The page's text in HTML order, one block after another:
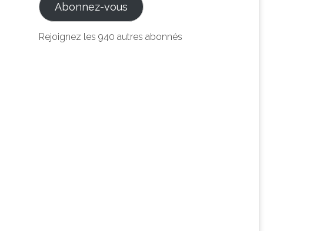
Abonnez-vous
Rejoignez les 940 autres abonnés